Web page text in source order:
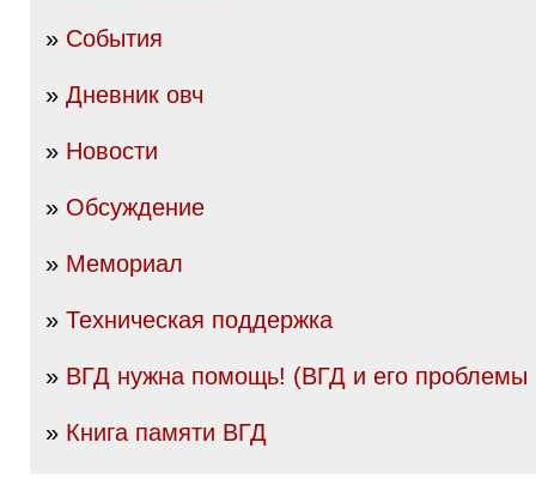
» События
» Дневник овч
» Новости
» Обсуждение
» Мемориал
» Техническая поддержка
» ВГД нужна помощь! (ВГД и его
» Книга памяти ВГД